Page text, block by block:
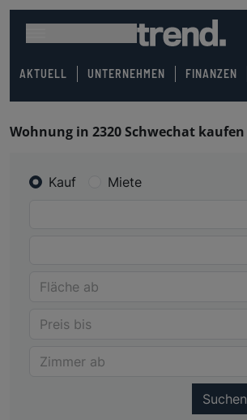
AKTUELL UNTERNEHMEN FINANZEN
Wohnung in 2320 Schwechat kaufen
Kauf Miete
Suchen